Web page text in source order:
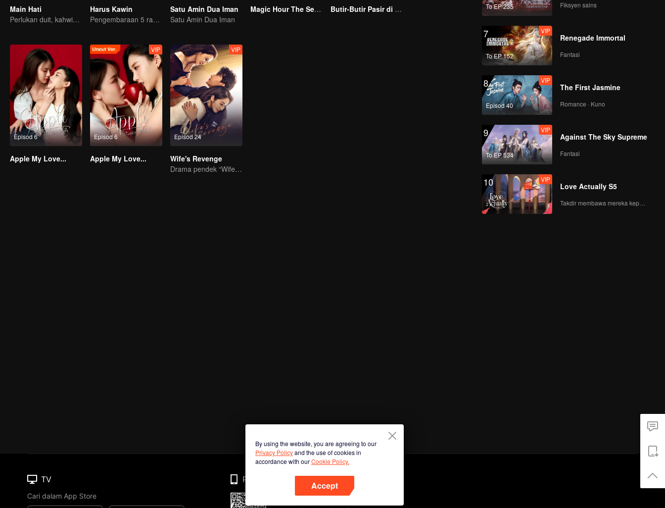
Main Hati
Perlukan duit, kahwin kontrak penyelesaiannya?
Harus Kawin
Pengembaraan 5 rakan mencari pasangan jiwa!
Satu Amin Dua Iman
Satu Amin Dua Iman
Magic Hour The Series S2 Butir-Butir Pasir di Laut
Episod 6
Apple My Love...
Episod 6
VIP
Apple My Love...
Episod 24
VIP
Wife's Revenge
Drama pendek “Wife's Revenge”
To EP 235 Fiksyen sains
7
To EP 152
VIP
Renegade Immortal
Fantasi
8
Episod 40
VIP
The First Jasmine
Romance · Kuno
9
To EP 534
VIP
Against The Sky Supreme
Fantasi
10 VIP
Love Actually S5
Takdir membawa mereka kepada cinta yang tulus!
By using the website, you are agreeing to our
Privacy Policyand the use of cookies in
accordance with ourCookie Policy.
Accept
TV
Cari dalam App Store
Phone